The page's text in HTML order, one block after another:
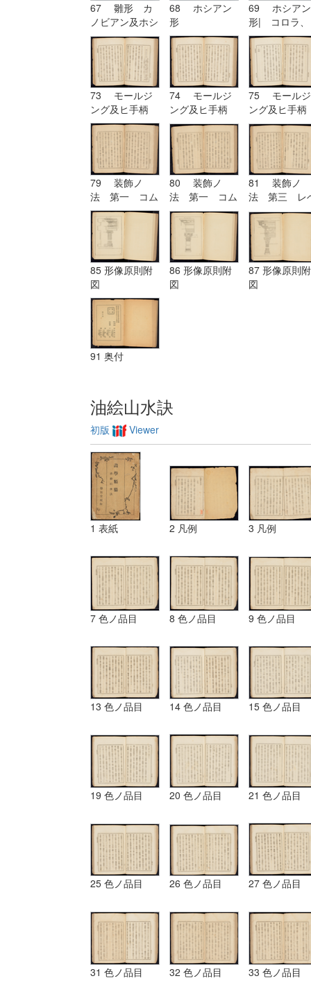
67 雛形 カ
ノビアン及ホシ
アン| ホシア
ン形
68 ホシアン
形
69 ホシアン
形| コロラ、
カンパニユラ
及ヒ幹
73 モールジ
ング及ヒ手柄
74 モールジ
ング及ヒ手柄
75 モールジ
ング及ヒ手柄
79 装飾ノ
法 第一 コム
プリケーション
及ヒコンヒユー
シヨン
80 装飾ノ
法 第一 コム
プリケーション
及ヒコンヒユー
シヨン| 装飾
ノ法 第二 ユ
ーリスミー|
装飾ノ法 第
三 レベチーシ
81 装飾ノ
法 第三 レ
チーシヨン|
装飾ノ法 第
四 アルテレ
シヨン
85 形像原則附
図
86 形像原則附
図
87 形像原則附
図
91 奥付
油絵山水訣
初版 Viewer
1 表紙 2 凡例 3 凡例
7 色ノ品目 8 色ノ品目 9 色ノ品目
13 色ノ品目 14 色ノ品目 15 色ノ品目
19 色ノ品目 20 色ノ品目 21 色ノ品目
25 色ノ品目 26 色ノ品目 27 色ノ品目
31 色ノ品目 32 色ノ品目 33 色ノ品目